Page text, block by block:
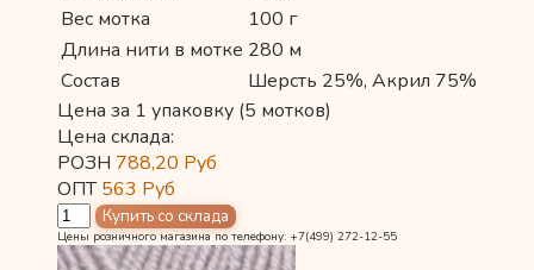
Вес мотка
100 г
Длина нити в мотке 280 м
Состав
Шерсть 25%, Акрил 75%
Цена за 1 упаковку (5 мотков)
Цена склада:
РОЗН 788,20 Руб
ОПТ563 Руб
Цены розничного магазина по телефону: +7(499) 272-12-55